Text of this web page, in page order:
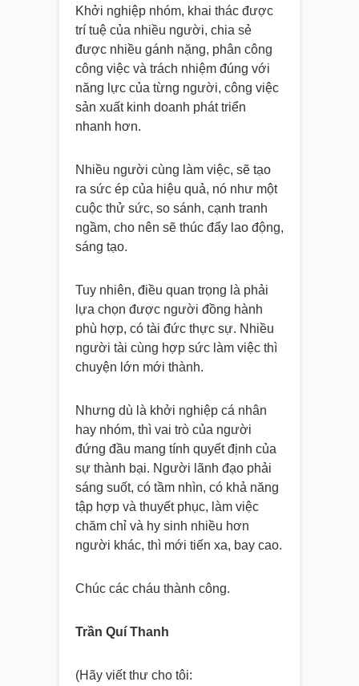
Khởi nghiệp nhóm, khai thác được
trí tuệ của nhiều người, chia sẻ
được nhiều gánh nặng, phân công
công việc và trách nhiệm đúng với
năng lực của từng người, công việc
sản xuất kinh doanh phát triển
nhanh hơn.
Nhiều người cùng làm việc, sẽ tạo
ra sức ép của hiệu quả, nó như một
cuộc thử sức, so sánh, cạnh tranh
ngầm, cho nên sẽ thúc đẩy lao động,
sáng tạo.
Tuy nhiên, điều quan trọng là phải
lựa chọn được người đồng hành
phù hợp, có tài đức thực sự. Nhiều
người tài cùng hợp sức làm việc thì
chuyện lớn mới thành.
Nhưng dù là khởi nghiệp cá nhân
hay nhóm, thì vai trò của người
đứng đầu mang tính quyết định của
sự thành bại. Người lãnh đạo phải
sáng suốt, có tầm nhìn, có khả năng
tập hợp và thuyết phục, làm việc
chăm chỉ và hy sinh nhiều hơn
người khác, thì mới tiến xa, bay cao.
Chúc các cháu thành công.
Trần Quí Thanh
(Hãy viết thư cho tôi: